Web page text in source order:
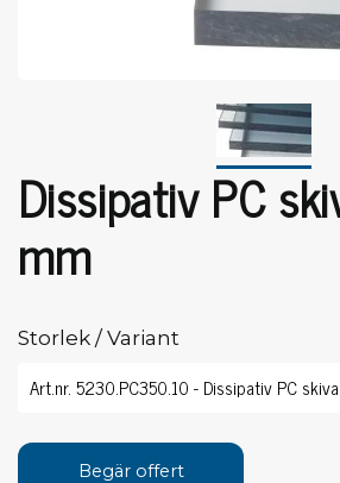
Dissipativ PC
mm
Storlek / Variant
Begär offert